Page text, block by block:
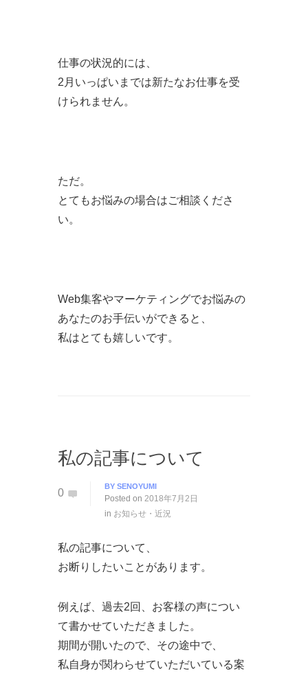
仕事の状況的には、
2月いっぱいまでは新たなお仕事を受
けられません。
ただ。
とてもお悩みの場合はご相談くださ
い。
Web集客やマーケティングでお悩みの
あなたのお手伝いができると、
私はとても嬉しいです。
私の記事について
0
BY SENOYUMI
Posted on 2018年7月2日
in お知らせ・近況
私の記事について、
お断りしたいことがあります。
例えば、過去2回、お客様の声につい
て書かせていただきました。
期間が開いたので、その途中で、
私自身が関わらせていただいている案